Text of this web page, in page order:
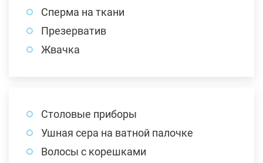
Сперма на ткани
Презерватив
Жвачка
Столовые приборы
Ушная сера на ватной палочке
Волосы с корешками